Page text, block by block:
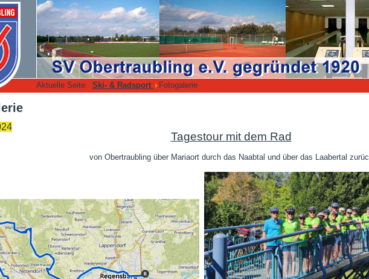
Aktuelle Seite: Ski- & Radsport Fotogalerie
Tagestour mit dem Rad
von Obertraubling über Mariaort durch das Naabtal und über das Laabertal